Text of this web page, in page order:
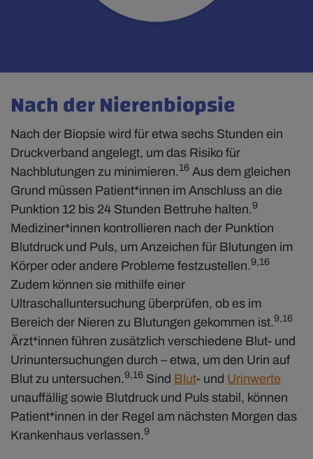
Nach der Nierenbiopsie
Nach der Biopsie wird für etwa sechs Stunden ein
Druckverband angelegt, um das Risiko für
Nachblutungen zu minimieren.16 Aus dem gleichen
Grund müssen Patient*innen im Anschluss an die
Punktion 12 bis 24 Stunden Bettruhe halten.9
Mediziner*innen kontrollieren nach der Punktion
Blutdruck und Puls, um Anzeichen für Blutungen im
Körper oder andere Probleme festzustellen.9,16
Zudem können sie mithilfe einer
Ultraschalluntersuchung überprüfen, ob es im
Bereich der Nieren zu Blutungen gekommen ist.9,16
Ärzt*innen führen zusätzlich verschiedene Blut- und
Urinuntersuchungen durch – etwa, um den Urin auf
Blut zu untersuchen.9,16 Sind Blut- und Urinwerte
unauffällig sowie Blutdruck und Puls stabil, können
Patient*innen in der Regel am nächsten Morgen das
Krankenhaus verlassen.9